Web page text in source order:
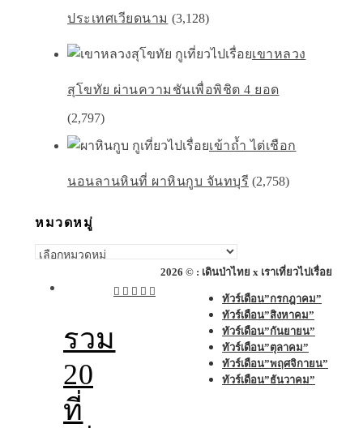
ประเทศเวียดนาม (3,128)
เขาหลวง
สุโขทัย ผ่านความชันเพื่อพิชิต 4 ยอด
(2,797)
เข้าถ้ำ ไต่เชือก
นอนลานหินที่ ผาหินกูบ จันทบุรี (2,758)
หมวดหมู่
หมวด
รวม
20
ที่
2026 © : เดินป่าไทย x เราเที่ยวไปเรื่อย
ทัวร์เดือน”กรกฎาคม”
ทัวร์เดือน”สิงหาคม”
ทัวร์เดือน”กันยายน”
ทัวร์เดือน”ตุลาคม”
ทัวร์เดือน”พฤศจิกายน”
ทัวร์เดือน”ธันวาคม”